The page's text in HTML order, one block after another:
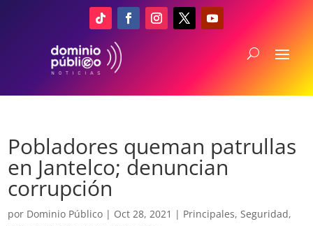
Pobladores queman patrullas
en Jantelco; denuncian
corrupción
por Dominio Público | Oct 28, 2021 | Principales,Seguridad,